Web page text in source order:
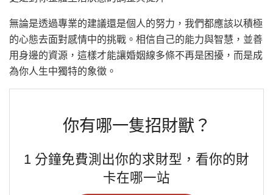
無論是透過專業的建議還是個人的努力，我們都應該以積極
的心態去面對感情中的挑戰。相信自己的能力與智慧，並善
用身邊的資源，這樣才能讓婚姻線多條不再是困擾，而是成
為你人生中獨特的象徵。
你有哪一隻招財獸？
1 分鐘免費測出你的求財型，看你的財
卡在哪一站